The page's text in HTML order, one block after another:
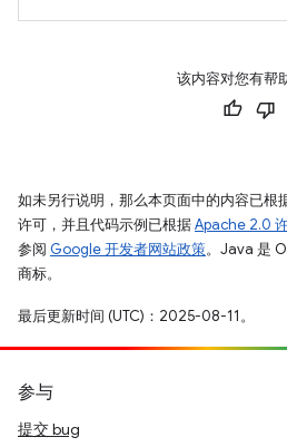
该内容对您有帮
如未另行说明，那么本页面中的内容已根
许可，并且代码示例已根据Apache 2.0
参阅 Google 开发者网站政策。Java 是
商标。
最后更新时间 (UTC)：2025-08-11。
参与
提交 bug